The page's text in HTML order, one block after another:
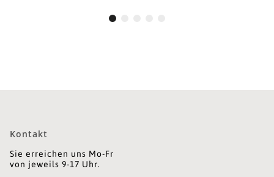
Kontakt
Sie erreichen uns Mo-Fr
von jeweils 9-17 Uhr.